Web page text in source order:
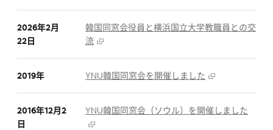
2026年2月
22日
韓国同窓会役員と横浜国立大学教職員との交
流
2019年 YNU韓国同窓会を開催しました
2016年12月2
日
YNU韓国同窓会（ソウル）を開催しました